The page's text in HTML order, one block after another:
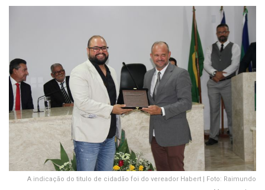
A indicação do titulo de cidadão foi do vereador Habert | Foto: Raimundo